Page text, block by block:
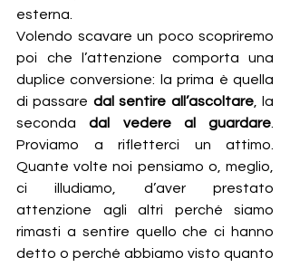
esterna.
Volendo scavare un poco scopriremo
poi che l’attenzione comporta una
duplice conversione: la prima è quella
di passare dal sentire all’ascoltare, la
seconda dal vedere al guardare.
Proviamo a rifletterci un attimo.
Quante volte noi pensiamo o, meglio,
ci illudiamo, d’aver prestato
attenzione agli altri perché siamo
rimasti a sentire quello che ci hanno
detto o perché abbiamo visto quanto